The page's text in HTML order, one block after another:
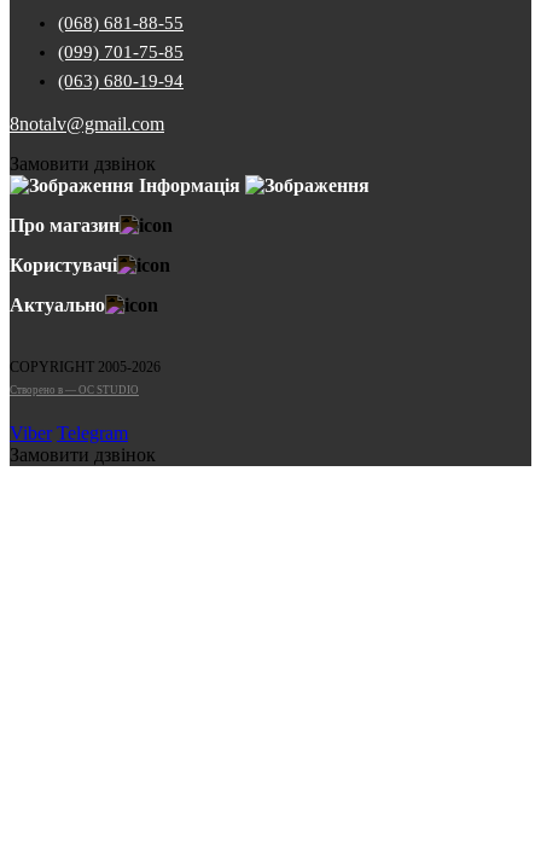
(068) 681-88-55
(099) 701-75-85
(063) 680-19-94
8notalv@gmail.com
Замовити дзвінок
Інформація
Про магазин
Користувачі
Актуально
COPYRIGHT 2005-2026
Cтворено в — OC STUDIO
Viber Telegram
Замовити дзвінок